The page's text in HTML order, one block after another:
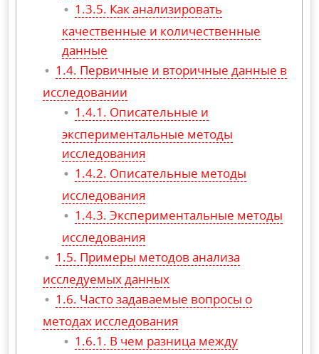
Как анализировать
качественные и количественные
данные
Первичные и вторичные данные в
исследовании
Описательные и
экспериментальные методы
исследования
Описательные методы
исследования
Экспериментальные методы
исследования
Примеры методов анализа
исследуемых данных
Часто задаваемые вопросы о
методах исследования
В чем разница между